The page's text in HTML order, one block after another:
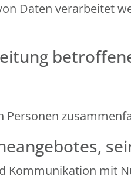
Daten verarbeitet
Kommunikation mit